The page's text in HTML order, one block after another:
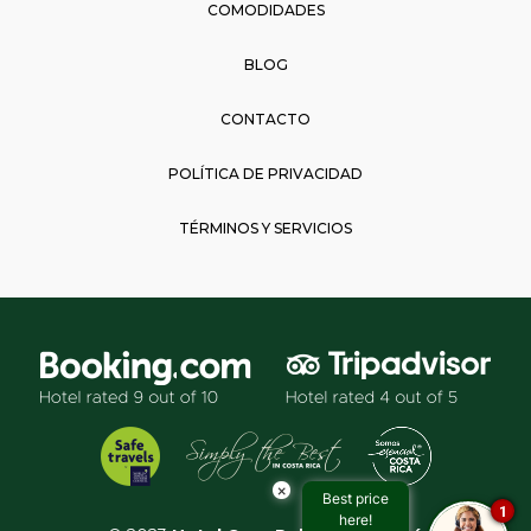
COMODIDADES
BLOG
CONTACTO
POLÍTICA DE PRIVACIDAD
TÉRMINOS Y SERVICIOS
×
Best price
here!
1